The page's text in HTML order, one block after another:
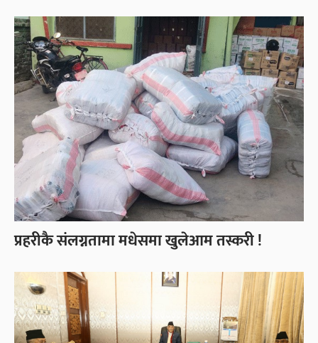
प्रहरीकै संलग्नतामा मधेसमा खुलेआम तस्करी !